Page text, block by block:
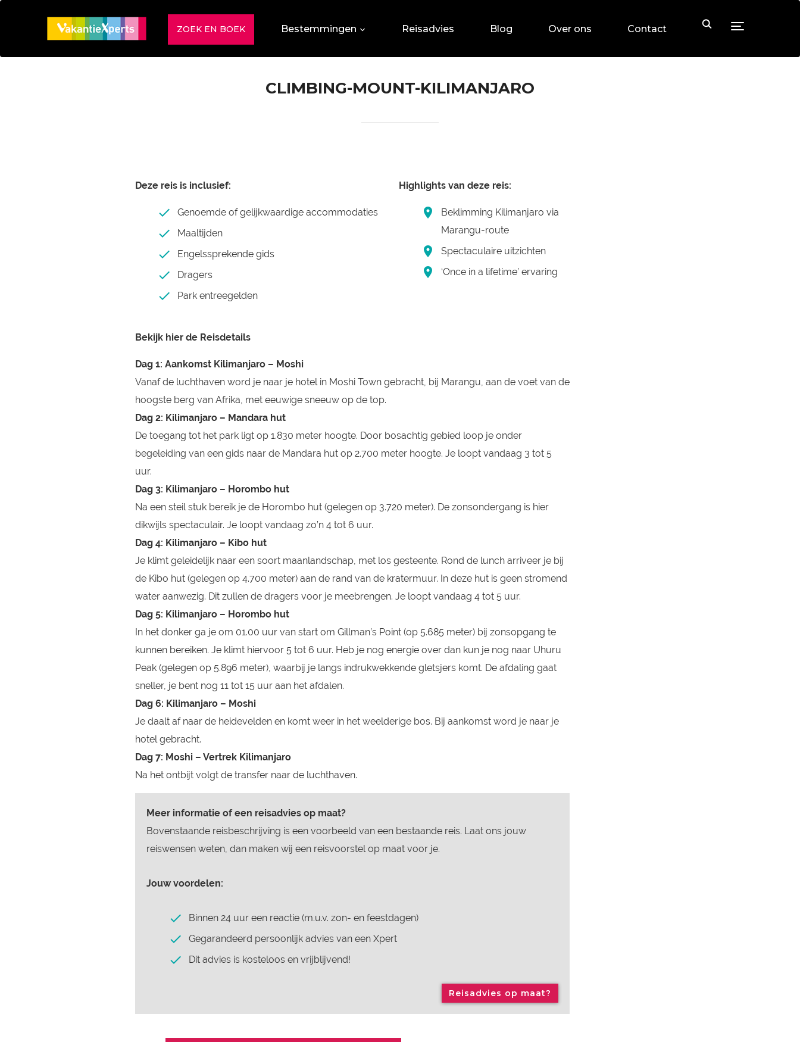
Toggle
ZOEK EN BOEK Bestemmingen Reisadvies Blog Over ons Contact
CLIMBING-MOUNT-KILIMANJARO
Deze reis is inclusief:
Genoemde of gelijkwaardige accommodaties
Maaltijden
Engelssprekende gids
Dragers
Park entreegelden
Highlights van deze reis:
Beklimming Kilimanjaro via
Marangu-route
Spectaculaire uitzichten
‘Once in a lifetime’ ervaring
Bekijk hier de Reisdetails
Dag 1: Aankomst Kilimanjaro – Moshi
Vanaf de luchthaven word je naar je hotel in Moshi Town gebracht, bij Marangu, aan de voet van de
hoogste berg van Afrika, met eeuwige sneeuw op de top.
Dag 2: Kilimanjaro – Mandara hut
De toegang tot het park ligt op 1.830 meter hoogte. Door bosachtig gebied loop je onder
begeleiding van een gids naar de Mandara hut op 2.700 meter hoogte. Je loopt vandaag 3 tot 5
uur.
Dag 3: Kilimanjaro – Horombo hut
Na een steil stuk bereik je de Horombo hut (gelegen op 3.720 meter). De zonsondergang is hier
dikwijls spectaculair. Je loopt vandaag zo’n 4 tot 6 uur.
Dag 4: Kilimanjaro – Kibo hut
Je klimt geleidelijk naar een soort maanlandschap, met los gesteente. Rond de lunch arriveer je bij
de Kibo hut (gelegen op 4.700 meter) aan de rand van de kratermuur. In deze hut is geen stromend
water aanwezig. Dit zullen de dragers voor je meebrengen. Je loopt vandaag 4 tot 5 uur.
Dag 5: Kilimanjaro – Horombo hut
In het donker ga je om 01.00 uur van start om Gillman’s Point (op 5.685 meter) bij zonsopgang te
kunnen bereiken. Je klimt hiervoor 5 tot 6 uur. Heb je nog energie over dan kun je nog naar Uhuru
Peak (gelegen op 5.896 meter), waarbij je langs indrukwekkende gletsjers komt. De afdaling gaat
sneller, je bent nog 11 tot 15 uur aan het afdalen.
Dag 6: Kilimanjaro – Moshi
Je daalt af naar de heidevelden en komt weer in het weelderige bos. Bij aankomst word je naar je
hotel gebracht.
Dag 7: Moshi – Vertrek Kilimanjaro
Na het ontbijt volgt de transfer naar de luchthaven.
Meer informatie of een reisadvies op maat?
Bovenstaande reisbeschrijving is een voorbeeld van een bestaande reis. Laat ons jouw
reiswensen weten, dan maken wij een reisvoorstel op maat voor je.
Jouw voordelen:
Binnen 24 uur een reactie (m.u.v. zon- en feestdagen)
Gegarandeerd persoonlijk advies van een Xpert
Dit advies is kosteloos en vrijblijvend!
Reisadvies op maat?